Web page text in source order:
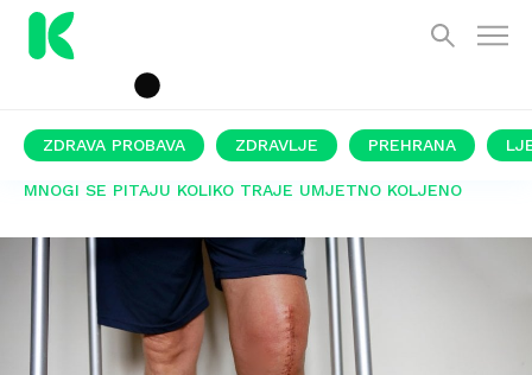
ZDRAVA PROBAVA ZDRAVLJE PREHRANA
MNOGI SE PITAJU KOLIKO TRAJE UMJETNO KOLJENO